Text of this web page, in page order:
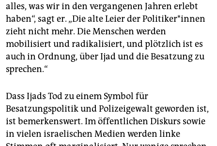
alles, was wir in den vergangenen Jahren erlebt
haben“, sagt er. „Die alte Leier der Politiker*innen
zieht nicht mehr. Die Menschen werden
mobilisiert und radikalisiert, und plötzlich ist es
auch in Ordnung, über Ijad und die Besatzung zu
sprechen.“
Dass Ijads Tod zu einem Symbol für
Besatzungspolitik und Polizeigewalt geworden ist,
ist bemerkenswert. Im öffentlichen Diskurs sowie
in vielen israelischen Medien werden linke